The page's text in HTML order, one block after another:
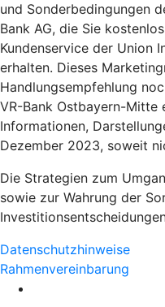
und Sonderbedingungen
Bank AG, die Sie
Kundenservice der Union
erhalten. Dieses
Handlungsempfehlung
VR-Bank Ostbayern-Mitte
Informationen,
Dezember 2023, soweit
Die Strategien zum
sowie zur Wahrung der
Datenschutzhinweise
Rahmenvereinbarung